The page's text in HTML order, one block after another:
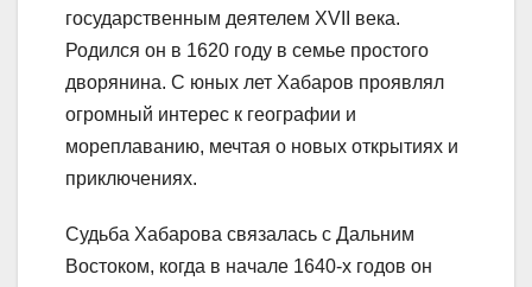
государственным деятелем XVII века.
Родился он в 1620 году в семье простого
дворянина. С юных лет Хабаров проявлял
огромный интерес к географии и
мореплаванию, мечтая о новых открытиях и
приключениях.
Судьба Хабарова связалась с Дальним
Востоком, когда в начале 1640-х годов он